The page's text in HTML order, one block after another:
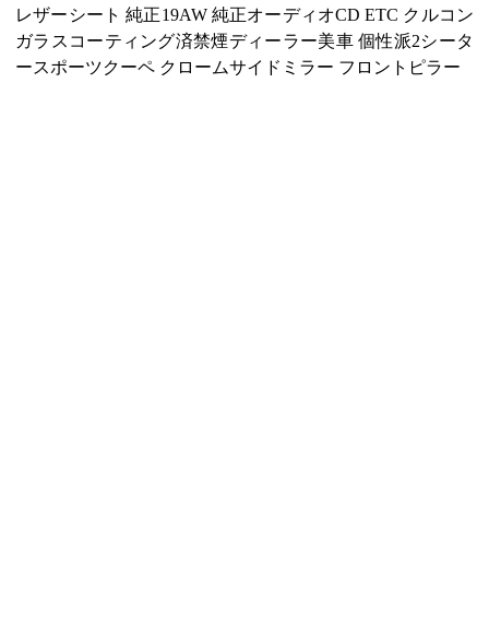
レザーシート 純正19AW 純正オーディオCD ETC クルコン
ガラスコーティング済禁煙ディーラー美車 個性派2シータ
ースポーツクーペ クロームサイドミラー フロントピラー